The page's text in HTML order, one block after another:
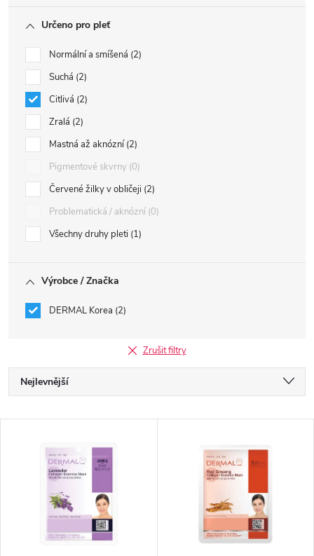
Určeno pro pleť
Normální a smíšená 2
Suchá 2
Citlivá 2
Zralá 2
Mastná až aknózní 2
Pigmentové skvrny 0
Červené žilky v obličeji 2
Problematická / aknózní 0
Všechny druhy pleti 1
Výrobce / Značka
DERMAL Korea 2
Zrušit filtry
Ř
a
Nejlevnější
Abecedně